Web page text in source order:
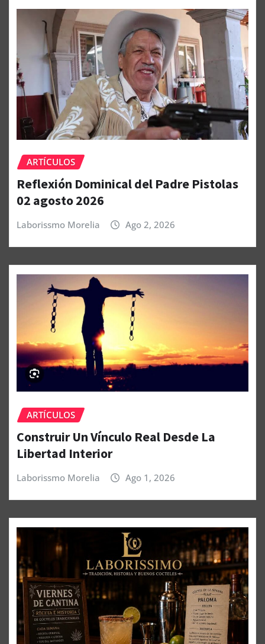
ARTÍCULOS
Reflexión Dominical del Padre Pistolas
02 agosto 2026
Laborissmo Morelia Ago 2, 2026
ARTÍCULOS
Construir Un Vínculo Real Desde La
Libertad Interior
Laborissmo Morelia Ago 1, 2026